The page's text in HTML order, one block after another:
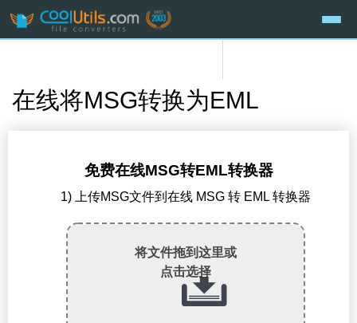
在线将MSG转换为EML
免费在线MSG转EML转换器
1) 上传MSG文件到在线 MSG 转 EML 转换器
将文件拖到这里或
点击选择